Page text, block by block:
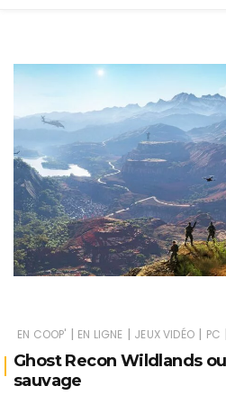
EN COOP' | EN LIGNE | JEUX VIDÉO | PC
Ghost Recon Wildlands
sauvage